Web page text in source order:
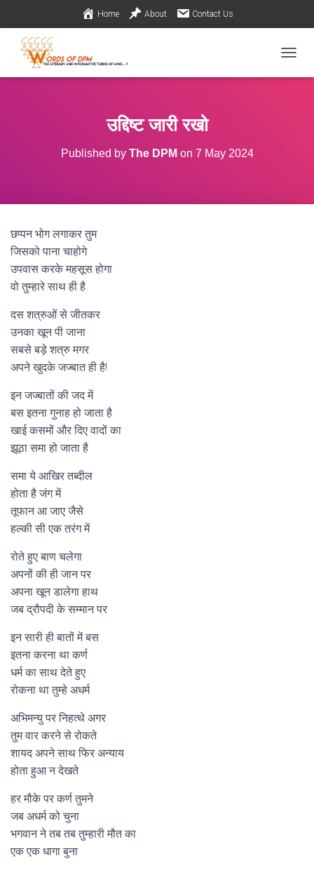
Home About Contact Us
उद्दिष्ट जारी रखो
Published by The DPM on 7 May 2024
छप्पन भोग लगाकर तुम
जिसको पाना चाहोगे
उपवास करके महसूस होगा
वो तुम्हारे साथ ही है
दस शत्रुओं से जीतकर
उनका खून पी जाना
सबसे बड़े शत्रु मगर
अपने खुदके जज्बात ही है!
इन जज्बातों की जद में
बस इतना गुनाह हो जाता है
खाई कसमों और दिए वादों का
झूठा समा हो जाता है
समा ये आखिर तब्दील
होता है जंग में
तूफान आ जाए जैसे
हल्की सी एक तरंग में
रोते हुए बाण चलेगा
अपनों की ही जान पर
अपना खून डालेगा हाथ
जब द्रौपदी के सम्मान पर
इन सारी ही बातों में बस
इतना करना था कर्ण
धर्म का साथ देते हुए
रोकना था तुम्हे अधर्म
अभिमन्यु पर निहत्थे अगर
तुम वार करने से रोकते
शायद अपने साथ फिर अन्याय
होता हुआ न देखते
हर मौके पर कर्ण तुमने
जब अधर्म को चुना
भगवान ने तब तब तुम्हारी मौत का
एक एक धागा बुना